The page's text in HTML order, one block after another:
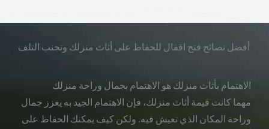
أفضل نصائح فتح اقفال للحفاظ على أثاث منزلك وتجنب التلف
الاهتمام بأثاث منزلك هو الاهتمام بجمال وراحة منزلك
مهما كانت قيمة أثاث منزلك، فإن الاهتمام الجيد به يعزز جمال
وراحة المكان الذي تعيش فيه. ولكن كيف يمكنك الحفاظ على